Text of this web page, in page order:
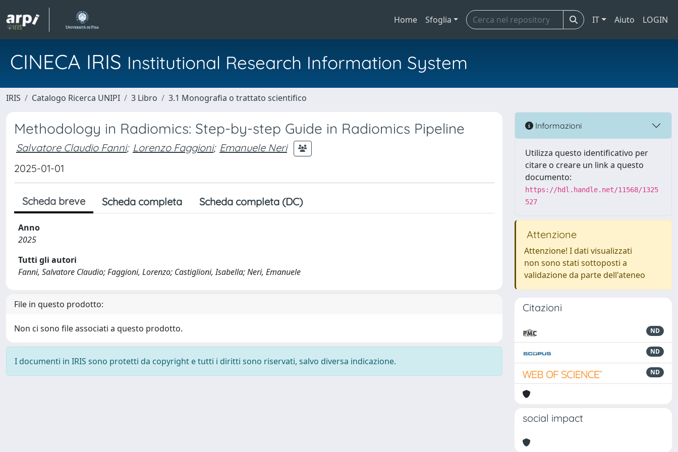
Home Sfoglia IT Aiuto LOGIN
CINECA IRIS Institutional Research Information System
IRIS Catalogo Ricerca UNIPI 3 Libro 3.1 Monografia o trattato scientifico
Methodology in Radiomics: Step-by-step Guide in Radiomics Pipeline
Salvatore Claudio Fanni; Lorenzo Faggioni; Emanuele Neri
2025-01-01
Scheda breve Scheda completa Scheda completa (DC)
Anno
2025
Tutti gli autori
Fanni, Salvatore Claudio; Faggioni, Lorenzo; Castiglioni, Isabella; Neri, Emanuele
File in questo prodotto:
Non ci sono file associati a questo prodotto.
I documenti in IRIS sono protetti da copyright e tutti i diritti sono riservati, salvo diversa indicazione.
Informazioni
Utilizza questo identificativo per
citare o creare un link a questo
documento:
https://hdl.handle.net/11568/1325
527
Attenzione
Attenzione! I dati visualizzati
non sono stati sottoposti a
validazione da parte dell'ateneo
Citazioni
ND
ND
ND
social impact